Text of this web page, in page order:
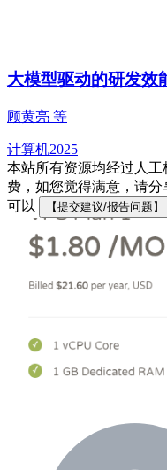
大模型驱动的研发效
顾黄亮 等
计算机2025
本站所有资源均经过人
费，如您觉得满意，请分
可以
【提交建议/报告问题】